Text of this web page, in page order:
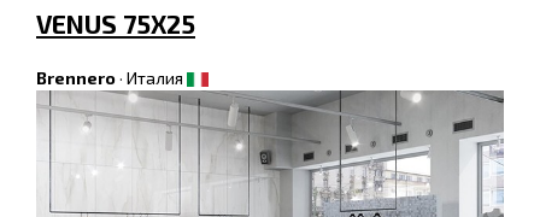
VENUS 75Х25
Brennero· Италия